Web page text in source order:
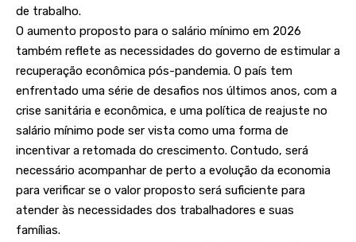
de trabalho.
O aumento proposto para o salário mínimo em 2026
também reflete as necessidades do governo de estimular a
recuperação econômica pós-pandemia. O país tem
enfrentado uma série de desafios nos últimos anos, com a
crise sanitária e econômica, e uma política de reajuste no
salário mínimo pode ser vista como uma forma de
incentivar a retomada do crescimento. Contudo, será
necessário acompanhar de perto a evolução da economia
para verificar se o valor proposto será suficiente para
atender às necessidades dos trabalhadores e suas
famílias.